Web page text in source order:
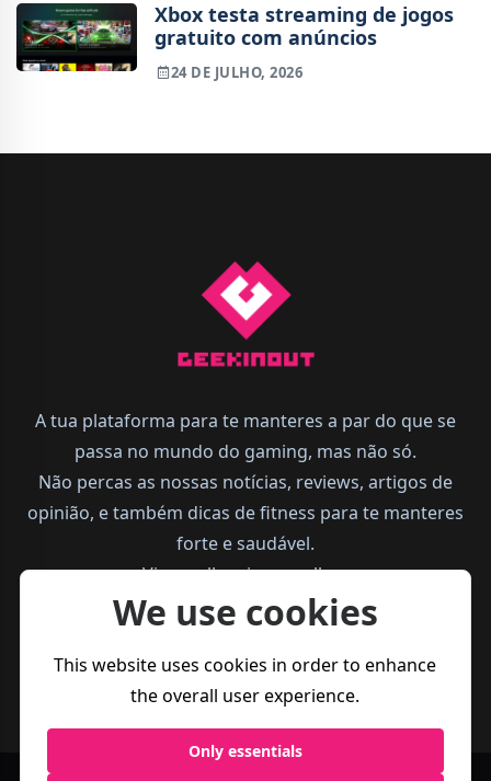
Xbox testa streaming de jogos
gratuito com anúncios
24 DE JULHO, 2026
A tua plataforma para te manteres a par do que se
passa no mundo do gaming, mas não só.
Não percas as nossas notícias, reviews, artigos de
opinião, e também dicas de fitness para te manteres
forte e saudável.
Vive melhor, joga melhor.
We use cookies
This website uses cookies in order to enhance
the overall user experience.
Only essentials